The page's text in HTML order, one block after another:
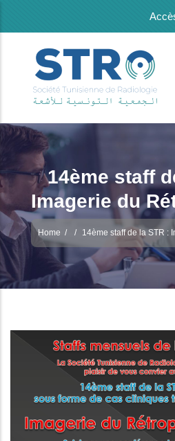
14ème staff
Imagerie du
Home / / 14ème staff de la STR :